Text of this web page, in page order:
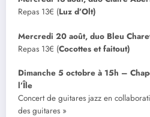
Repas 13€ (Luz d’Olt)
Mercredi 20 août, duo Bleu
Repas 13€ (Cocottes et faitout)
Dimanche 5 octobre à 15h –
l’Île
Concert de guitares jazz en
des guitares »